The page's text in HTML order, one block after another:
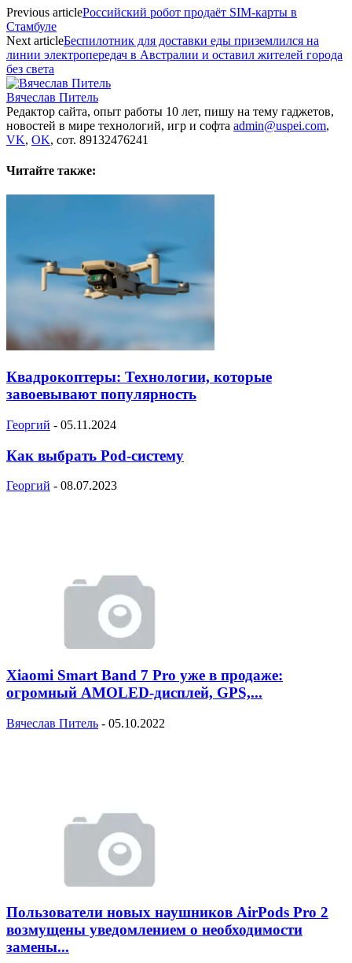
Previous articleРоссийский робот продаёт SIM-карты в
Стамбуле
Next articleБеспилотник для доставки еды приземлился на
линии электропередач в Австралии и оставил жителей города
без света
Вячеслав Питель
Редактор сайта, опыт работы 10 лет, пишу на тему гаджетов,
новостей в мире технологий, игр и софта admin@uspei.com,
VK, OK, сот. 89132476241
Читайте также:
Квадрокоптеры: Технологии, которые
завоевывают популярность
Георгий - 05.11.2024
Как выбрать Pod-систему
Георгий - 08.07.2023
Xiaomi Smart Band 7 Pro уже в продаже:
огромный AMOLED-дисплей, GPS,...
Вячеслав Питель - 05.10.2022
Пользователи новых наушников AirPods Pro 2
возмущены уведомлением о необходимости
замены...